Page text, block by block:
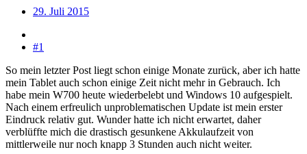
29. Juli 2015
#1
So mein letzter Post liegt schon einige Monate zurück, aber ich hatte
mein Tablet auch schon einige Zeit nicht mehr in Gebrauch. Ich
habe mein W700 heute wiederbelebt und Windows 10 aufgespielt.
Nach einem erfreulich unproblematischen Update ist mein erster
Eindruck relativ gut. Wunder hatte ich nicht erwartet, daher
verblüffte mich die drastisch gesunkene Akkulaufzeit von
mittlerweile nur noch knapp 3 Stunden auch nicht weiter.